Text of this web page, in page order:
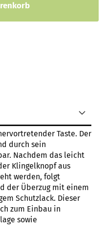
Taste. Der
durch sein
Nachdem das leicht
Klingelknopf aus
werden, folgt
der Überzug mit einem
Schutzlack. Dieser
zum Einbau in
sowie